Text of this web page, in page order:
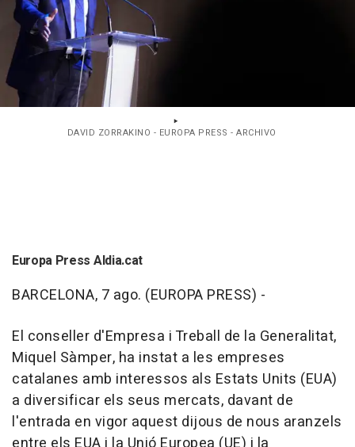
DAVID ZORRAKINO - EUROPA PRESS - ARCHIVO
Europa Press Aldia.cat
BARCELONA, 7 ago. (EUROPA PRESS) -
El conseller d'Empresa i Treball de la Generalitat,
Miquel Sàmper, ha instat a les empreses
catalanes amb interessos als Estats Units (EUA)
a diversificar els seus mercats, davant de
l'entrada en vigor aquest dijous de nous aranzels